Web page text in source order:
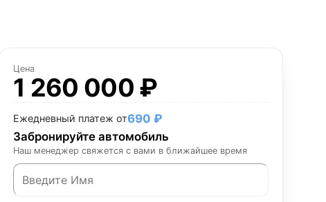
Цена
1 260 000 ₽
Ежедневный платеж от690 ₽
Забронируйте автомобиль
Наш менеджер свяжется с вами в ближайшее время